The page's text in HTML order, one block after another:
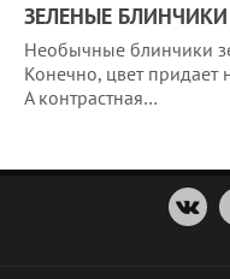
ЗЕЛЕНЫЕ БЛИНЧИКИ
Необычные блинчики
Конечно, цвет придает
А контрастная…